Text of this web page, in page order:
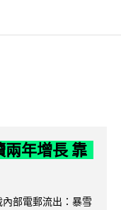
兩年增長 靠
部電郵流出：暴雪